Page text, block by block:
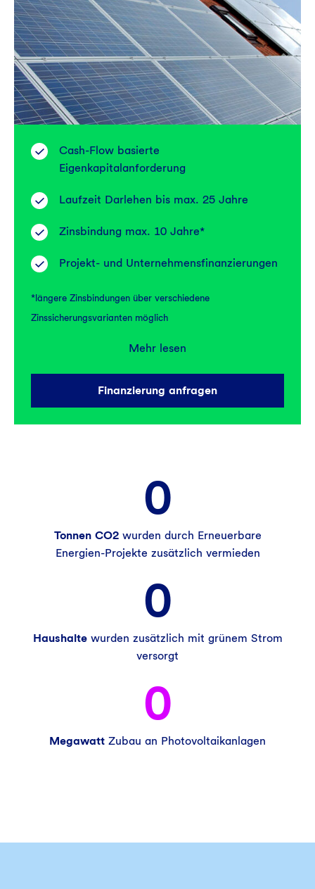
Cash-Flow basierte
Eigenkapitalanforderung
Laufzeit Darlehen bis max. 25 Jahre
Zinsbindung max. 10 Jahre*
Projekt- und Unternehmensfinanzierungen
*längere Zinsbindungen über verschiedene
Zinssicherungsvarianten möglich
Berücksichtigung verschiedener Erlösarten
Direktverkäufe, Einsparungen durch
schlanke Besicherung der Finanzierung bis
500.000 € ( Abtretung der
Einspeisevergütung oder
Direktverkaufserlöse)
Mehr lesen
Finanzierung anfragen
0
Tonnen CO2wurden durch Erneuerbare
Energien-Projekte zusätzlich vermieden
0
Haushalte wurden zusätzlich mit grünem Strom
versorgt
0
Megawatt Zubau an Photovoltaikanlagen